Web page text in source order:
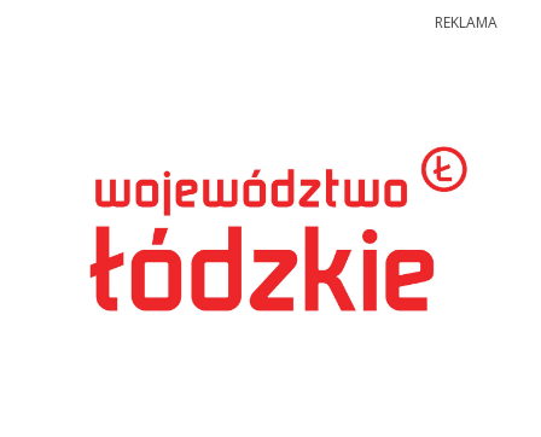
REKLAMA